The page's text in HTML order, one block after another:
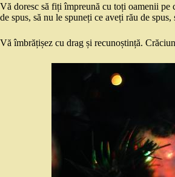
Vă doresc să fiți împreună cu toți oamenii
de spus, să nu le spuneți ce aveți rău de
Vă îmbrățișez cu drag și recunoștință.